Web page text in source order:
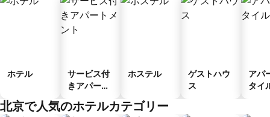
ホテル
サービス付
きアパート
ホステル
ゲストハウ
ス
アパ
タイ
北京で人気のホテルカテゴリー